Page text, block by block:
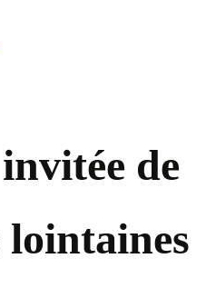
de
lointaines